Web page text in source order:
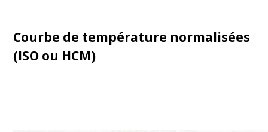
Courbe de température normalisées
(ISO ou HCM)